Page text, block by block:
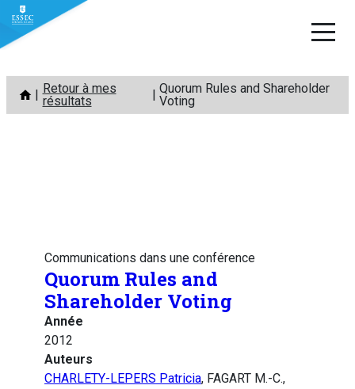
Aller
contenu
Retour à mes
résultats
Quorum Rules and Shareholder
Voting
Communications dans une conférence
Quorum Rules and
Shareholder Voting
Année
2012
Auteurs
CHARLETY-LEPERS Patricia, FAGART M.-C.,